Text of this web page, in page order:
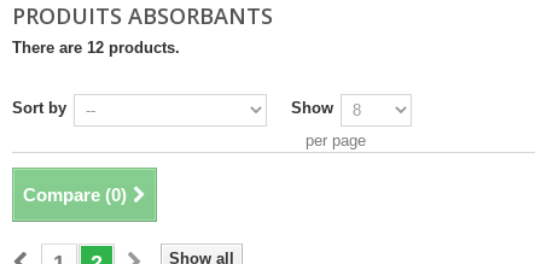
PRODUITS ABSORBANTS
There are 12 products.
Sort by
Show
per page
Compare (0)
Show all